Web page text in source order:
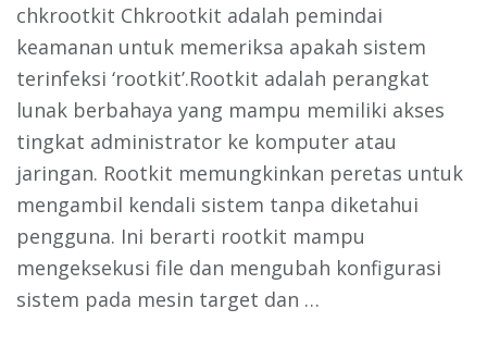
chkrootkit Chkrootkit adalah pemindai
keamanan untuk memeriksa apakah sistem
terinfeksi ‘rootkit’.Rootkit adalah perangkat
lunak berbahaya yang mampu memiliki akses
tingkat administrator ke komputer atau
jaringan. Rootkit memungkinkan peretas untuk
mengambil kendali sistem tanpa diketahui
pengguna. Ini berarti rootkit mampu
mengeksekusi file dan mengubah konfigurasi
sistem pada mesin target dan …